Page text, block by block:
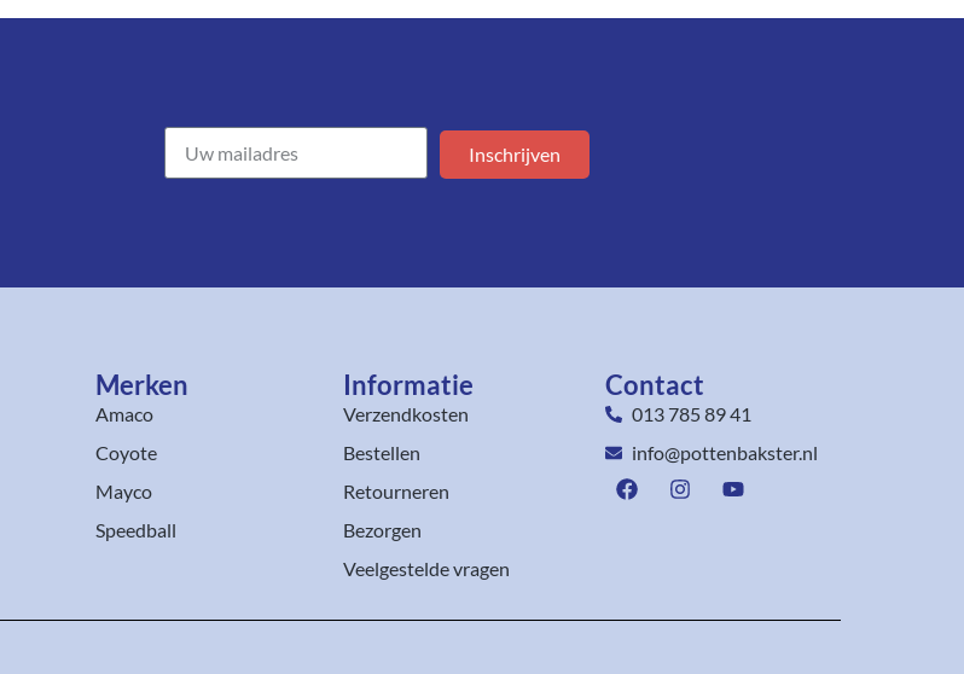
Inschrijven
Merken
Amaco
Coyote
Mayco
Speedball
Informatie
Verzendkosten
Bestellen
Retourneren
Bezorgen
Veelgestelde vragen
Contact
013 785 89 41
info@pottenbakster.nl